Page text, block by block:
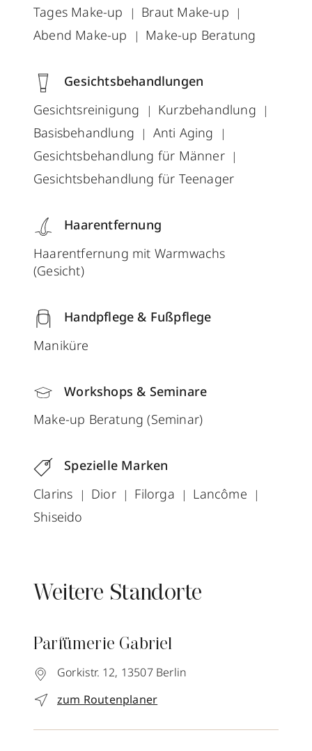
Tages Make-up
Braut Make-up
Abend Make-up
Make-up Beratung
Gesichtsbehandlungen
Gesichtsreinigung
Kurzbehandlung
Basisbehandlung
Anti Aging
Gesichtsbehandlung für Männer
Gesichtsbehandlung für Teenager
Haarentfernung
Haarentfernung mit Warmwachs
(Gesicht)
Handpflege & Fußpflege
Maniküre
Workshops & Seminare
Make-up Beratung (Seminar)
Spezielle Marken
Clarins
Dior Filorga
Lancôme
Shiseido
Weitere Standorte
Parfümerie Gabriel
Gorkistr. 12, 13507 Berlin
zum Routenplaner